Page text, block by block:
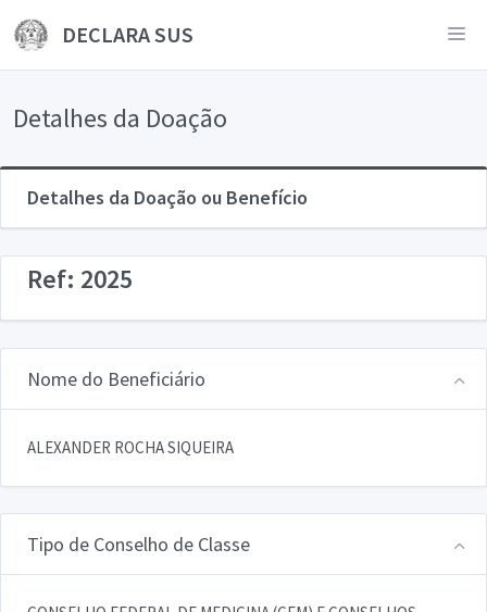
DECLARA SUS
Detalhes da Doação
Detalhes da Doação ou Benefício
Ref: 2025
Nome do Beneficiário
ALEXANDER ROCHA SIQUEIRA
Tipo de Conselho de Classe